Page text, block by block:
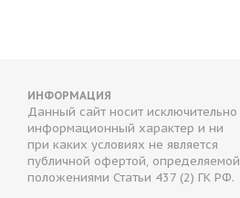
ИНФОРМАЦИЯ
Данный сайт носит исключительно
информационный характер и ни
при каких условиях не является
публичной офертой, определяемой
положениями Статьи 437 (2) ГК РФ.